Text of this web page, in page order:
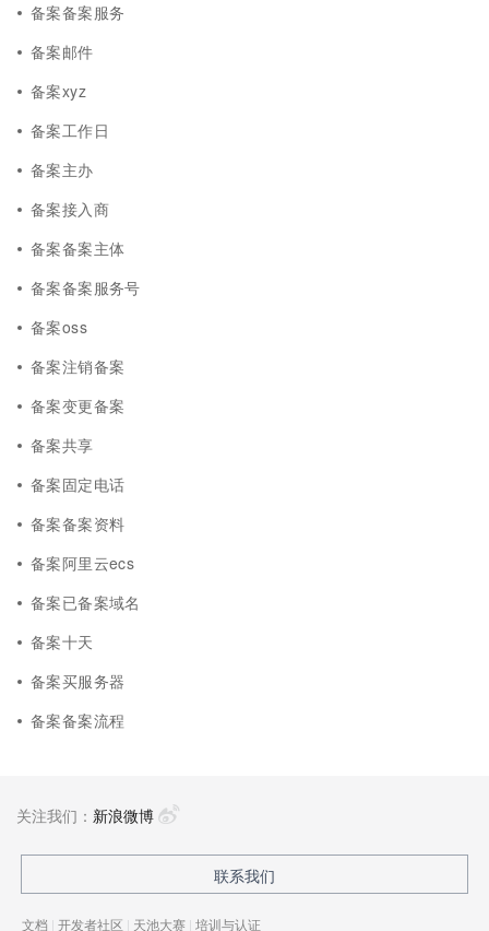
备案备案服务
备案邮件
备案xyz
备案工作日
备案主办
备案接入商
备案备案主体
备案备案服务号
备案oss
备案注销备案
备案变更备案
备案共享
备案固定电话
备案备案资料
备案阿里云ecs
备案已备案域名
备案十天
备案买服务器
备案备案流程
关注我们： 新浪微博
联系我们
文档 | 开发者社区 | 天池大赛 | 培训与认证